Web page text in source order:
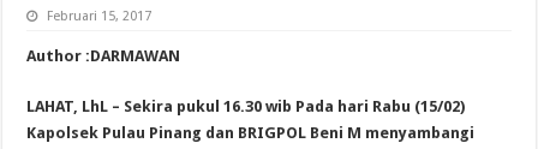
Februari 15, 2017
Author :DARMAWAN
LAHAT, LhL – Sekira pukul 16.30 wib Pada hari Rabu (15/02)
Kapolsek Pulau Pinang dan BRIGPOL Beni M menyambangi